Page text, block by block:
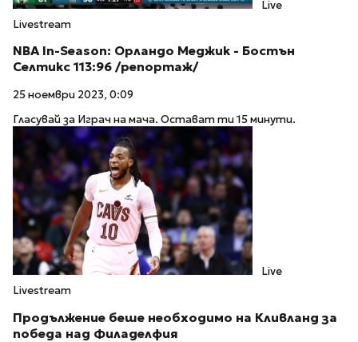
Live
Livestream
NBA In-Season: Орландо Меджик - Бостън
Селтикс 113:96 /репортаж/
25 ноември 2023, 0:09
Гласувай за Играч на мача. Остават ти 15 минути.
Live
Livestream
Продължение беше необходимо на Кливланд за
победа над Филаделфия